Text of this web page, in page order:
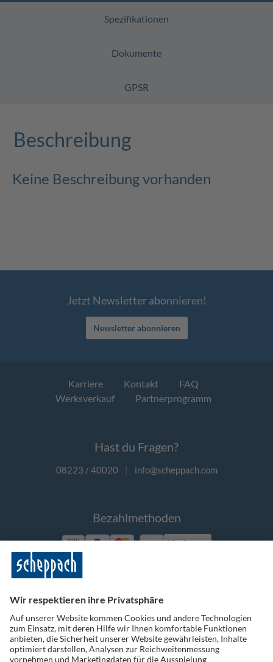
Spezifikationen
Dokumente
GPSR
Beschreibung
Keine Beschreibung vorhanden
Jetzt Newsletter abonnieren!
Newsletter abonnieren
Karriere Kontakt
FAQ
Werksverkauf
Partnerprogramm
Hast du Fragen?
08223 / 40020 | info@scheppach.com
Bezahlmethoden
Vorkasse
Folge uns auf Social Media